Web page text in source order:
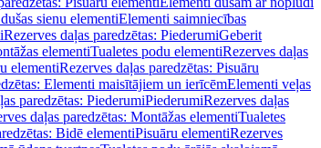
sienu elementiElementi saimniecības
Rezerves daļas paredzētas: PiederumiGeberit
elementiTualetes podu elementiRezerves daļas
elementiRezerves daļas paredzētas: Pisuāru
Elementi maisītājiem un ierīcēmElementi veļas
paredzētas: PiederumiPiederumiRezerves daļas
daļas paredzētas: Montāžas elementiTualetes
Bidē elementiPisuāru elementiRezerves